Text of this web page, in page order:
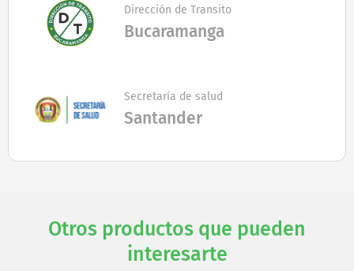
Dirección de Transito
Bucaramanga
Secretaría de salud
Santander
Otros productos que pueden
interesarte